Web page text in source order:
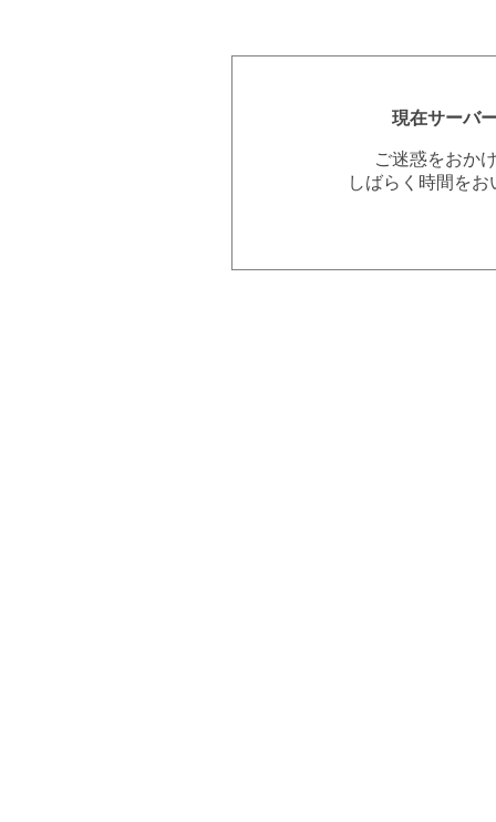
現在サーバ
ご迷惑をおか
しばらく時間を